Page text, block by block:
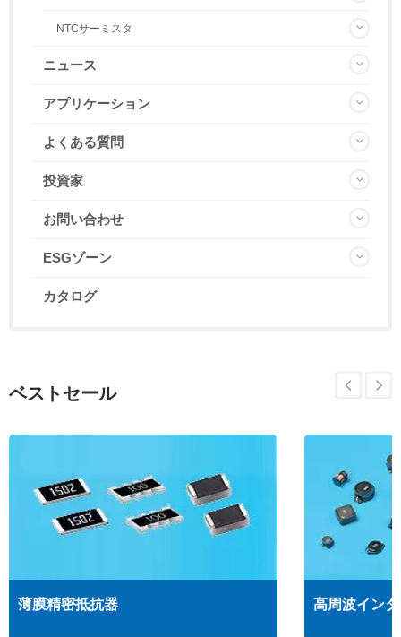
NTCサーミスタ
ニュース
アプリケーション
よくある質問
投資家
お問い合わせ
ESGゾーン
カタログ
ベストセール
薄膜精密抵抗器 高周波イン